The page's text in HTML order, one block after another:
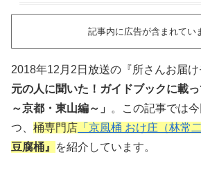
記事内に広告が含まれてい
2018年12月2日放送の『所さんお届
元の人に聞いた！ガイドブックに載
～京都・東山編～」
。この記事では
つ、 桶専門店 「京風桶 おけ庄（林常
豆腐桶』
を紹介しています。